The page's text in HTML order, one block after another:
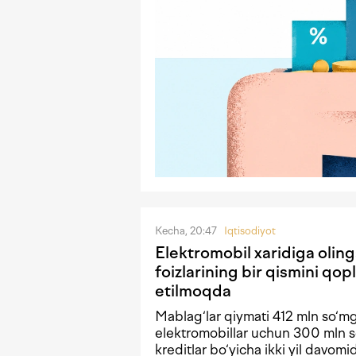
Kecha, 20:47 Iqtisodiyot
Elektromobil xaridiga
foizlarining bir qismini
etilmoqda
Mablag‘lar qiymati 412 mln
elektromobillar uchun 300 mln
kreditlar bo‘yicha ikki yil